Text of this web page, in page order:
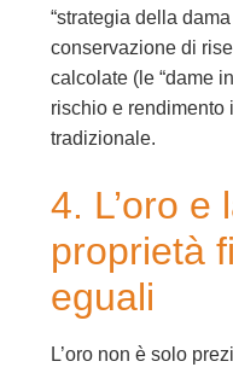
“strategia della dama
conservazione di
calcolate (le “dame
rischio e rendimento
tradizionale.
4. L’oro e
proprietà
eguali
L’oro non è solo